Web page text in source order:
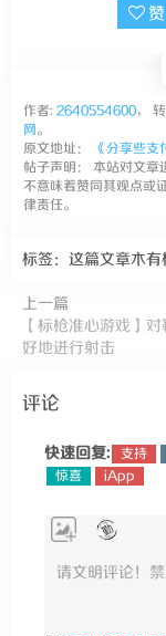
作者: 2640554600，
网。
原文地址：
《分享些支
帖子声明： 本站对文章
不意味着赞同其观点或
律责任。
标签：这篇文章木有
上一篇
【标枪准心游戏】
好地进行射击
评论
快速回复: 支持
惊喜
iApp